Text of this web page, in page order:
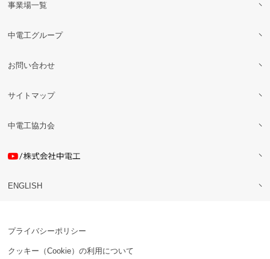
事業場一覧
中電工グループ
お問い合わせ
サイトマップ
中電工協力会
ENGLISH
プライバシーポリシー
クッキー（Cookie）の利用について